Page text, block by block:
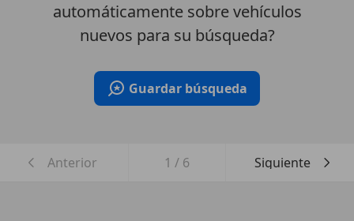
automáticamente sobre vehículos
nuevos para su búsqueda?
Guardar búsqueda
Anterior 1 / 6 Siguiente